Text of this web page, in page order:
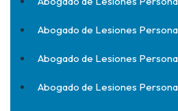
Abogado de Lesiones
Abogado de Lesiones
Abogado de Lesiones